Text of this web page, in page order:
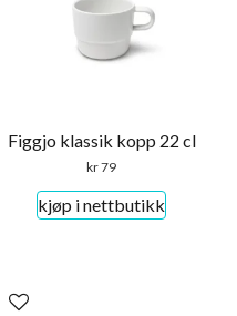
Figgjo klassik kopp 22 cl
kr79
kjøp i nettbutikk